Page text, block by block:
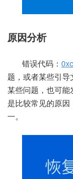
原因分析
错误代码：
题，或者某些引
某些问题，也可
是比较常见的原
一。